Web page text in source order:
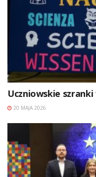
Uczniowskie
20 MAJA 2026